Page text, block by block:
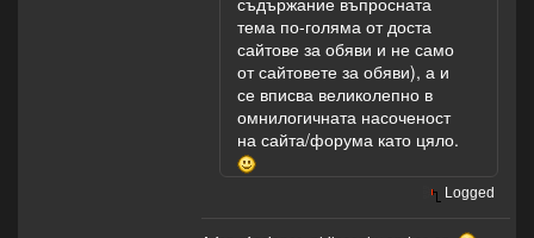
тема по-голяма от доста
сайтове за обяви и не само
от сайтовете за обяви), а и
се вписва великолепно в
омнилогичната насоченост
на сайта/форума като цяло.
Logged